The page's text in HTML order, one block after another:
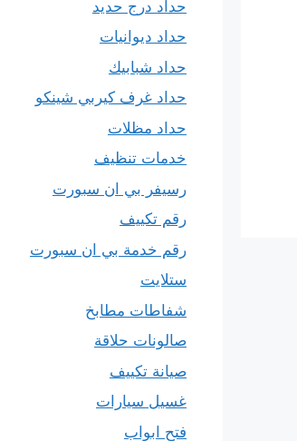
حداد درج حديد
حداد ديوانيات
حداد شبابيك
حداد غرف كيربي شينكو
حداد مظلات
خدمات تنظيف
رسيفر بي ان سبورت
رقم تكييف
رقم خدمة بي ان سبورت
ستلايت
شفاطات مطابخ
صالونات حلاقة
صيانة تكييف
غسيل سيارات
فتح ابواب